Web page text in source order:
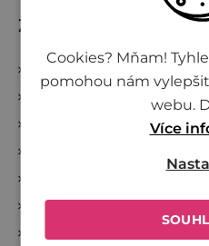
Zákaznický servis
Kontakty
Obchodné podmienky
Podmienky ochrany
Reklamácia a
Cookies? Mňam!
pomohou nám
webu.
Více